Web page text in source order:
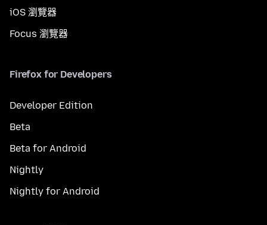
iOS 瀏覽器
Focus 瀏覽器
Firefox for Developers
Developer Edition
Beta
Beta for Android
Nightly
Nightly for Android